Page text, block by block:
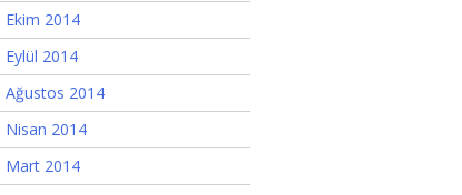
Ekim 2014
Eylül 2014
Ağustos 2014
Nisan 2014
Mart 2014